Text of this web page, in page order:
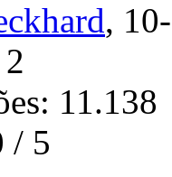
,
11.138
/ 5